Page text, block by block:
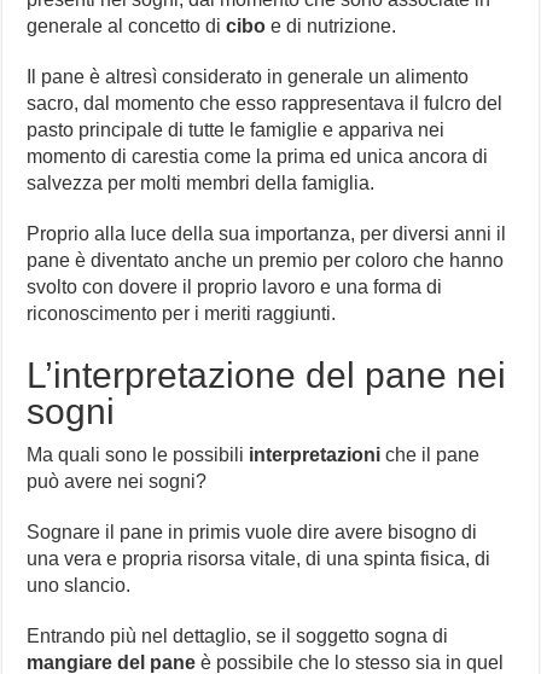
generale al concetto dicibo e di nutrizione.
Il pane è altresì considerato in generale un alimento
sacro, dal momento che esso rappresentava il fulcro del
pasto principale di tutte le famiglie e appariva nei
momento di carestia come la prima ed unica ancora di
salvezza per molti membri della famiglia.
Proprio alla luce della sua importanza, per diversi anni il
pane è diventato anche un premio per coloro che hanno
svolto con dovere il proprio lavoro e una forma di
riconoscimento per i meriti raggiunti.
L’interpretazione del pane nei
sogni
Ma quali sono le possibili interpretazioni che il pane
può avere nei sogni?
Sognare il pane in primis vuole dire avere bisogno di
una vera e propria risorsa vitale, di una spinta fisica, di
uno slancio.
Entrando più nel dettaglio, se il soggetto sogna di
mangiare del pane è possibile che lo stesso sia in quel